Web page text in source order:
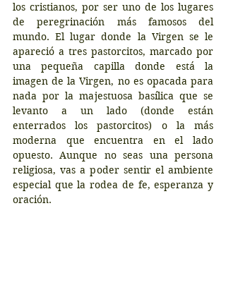
los cristianos, por ser uno de los lugares
de peregrinación más famosos del
mundo. El lugar donde la Virgen se le
apareció a tres pastorcitos, marcado por
una pequeña capilla donde está la
imagen de la Virgen, no es opacada para
nada por la majestuosa basílica que se
levanto a un lado (donde están
enterrados los pastorcitos) o la más
moderna que encuentra en el lado
opuesto. Aunque no seas una persona
religiosa, vas a poder sentir el ambiente
especial que la rodea de fe, esperanza y
oración.